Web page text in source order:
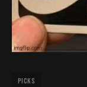
Picks